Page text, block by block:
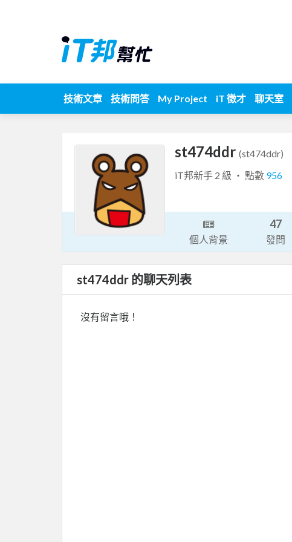
技術文章 技術問答 My Project iT 徵才 聊天室
st474ddr (st474ddr)
iT邦新手 2 級 ‧ 點數 956
個人背景
47
發問
st474ddr 的聊天列表
沒有留言哦！